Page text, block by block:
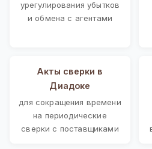
урегулирования убытков
и обмена с агентами
Акты сверки в
Диадоке
для сокращения времени
на периодические
сверки с поставщиками